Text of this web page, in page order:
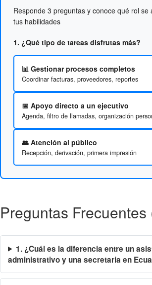
Responde 3 preguntas y conoce qué rol se
tus habilidades
1. ¿Qué tipo de tareas disfrutas más?
📊 Gestionar procesos completos
Coordinar facturas, proveedores, reportes
📅 Apoyo directo a un ejecutivo
Agenda, filtro de llamadas, organización
👥 Atención al público
Recepción, derivación, primera impresión
Preguntas Frecuentes
1. ¿Cuál es la diferencia entre un
administrativo y una secretaria en